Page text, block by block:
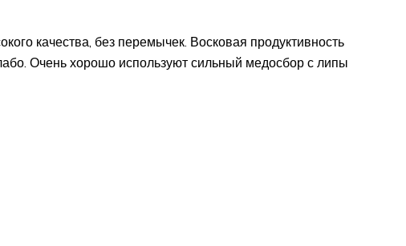
качества, без перемычек. Восковая продуктивность
Очень хорошо используют сильный медосбор с липы